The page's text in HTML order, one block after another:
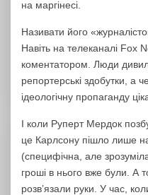
на маргінесі.
Називати його
Навіть на телеканалі Fox
коментатором. Люди
репортерські здобутки, а
ідеологічну пропаганду
І коли Руперт Мердок
це Карлсону пішло лише
(специфічна, але
гроші в нього вже були. А
розвʼязали руки. У час,